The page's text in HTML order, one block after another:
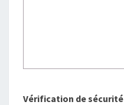
Vérification de sécurité